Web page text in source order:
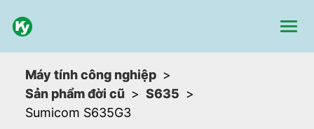
Máy tính công nghiệp
Sản phẩm đời cũ
S635
Sumicom S635G3